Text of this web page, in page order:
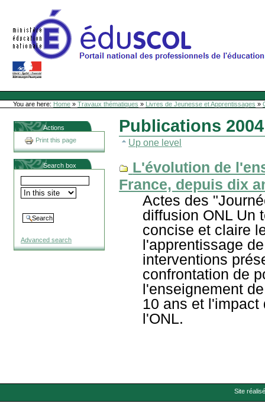
Site Web de l'ONL
Sections
Personal
toolsYou are here: Home » Travaux thématiques » Livres de Jeunesse et Apprentissages »
Actions
Print this page
Search box
Advanced search
Publications 2004
Up one level
L'évolution de
France, depuis dix
Actes des
diffusion ONL Un
concise et claire
l'apprentissage
interventions
confrontation de
l'enseignement
10 ans et
l'ONL.
Site